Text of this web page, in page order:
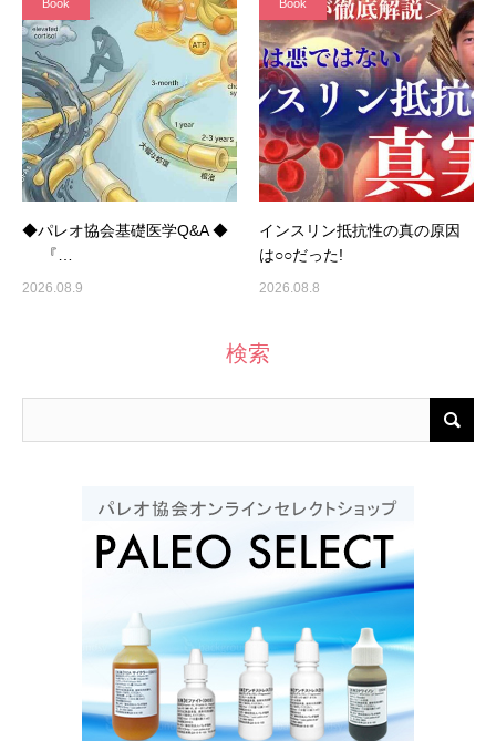
Book
◆パレオ協会基礎医学Q&A ◆
『…
2026.08.9
Book
インスリン抵抗性の真の原因
は○○だった!
2026.08.8
検索